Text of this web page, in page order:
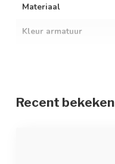
Materiaal
Kleur armatuur
Vermogen
Recent bekeken